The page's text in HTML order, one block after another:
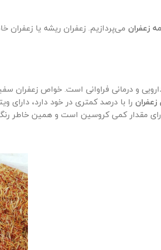
زعفران می‌پردازیم. زعفران ریشه یا
و درمانی فراوانی است. خواص زعفران
مقدار کمی کروسین است و همین خاطر